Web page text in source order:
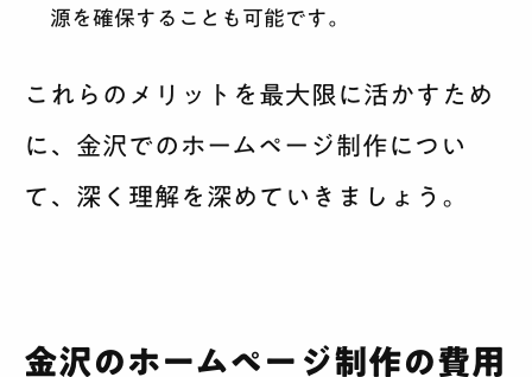
源を確保することも可能です。
これらのメリットを最大限に活かすため
に、金沢でのホームページ制作につい
て、深く理解を深めていきましょう。
金沢のホームページ制作の費用